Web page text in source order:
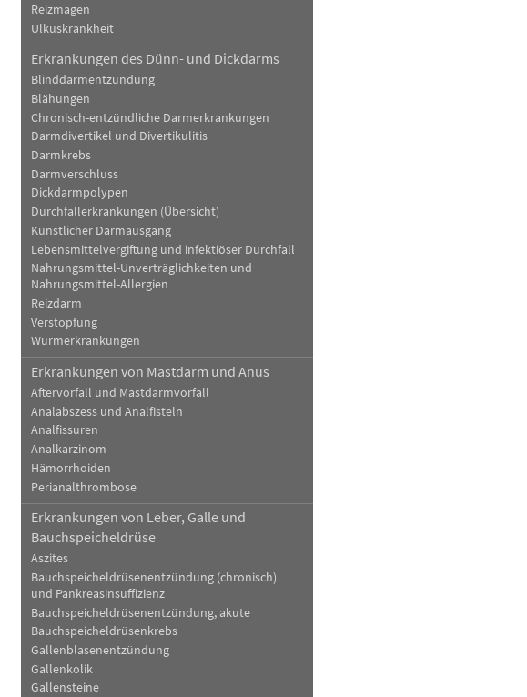
Reizmagen
Ulkuskrankheit
Erkrankungen des Dünn- und Dickdarms
Blinddarmentzündung
Blähungen
Chronisch-entzündliche Darmerkrankungen
Darmdivertikel und Divertikulitis
Darmkrebs
Darmverschluss
Dickdarmpolypen
Durchfallerkrankungen (Übersicht)
Künstlicher Darmausgang
Lebensmittelvergiftung und infektiöser Durchfall
Nahrungsmittel-Unverträglichkeiten und
Nahrungsmittel-Allergien
Reizdarm
Verstopfung
Wurmerkrankungen
Erkrankungen von Mastdarm und Anus
Aftervorfall und Mastdarmvorfall
Analabszess und Analfisteln
Analfissuren
Analkarzinom
Hämorrhoiden
Perianalthrombose
Erkrankungen von Leber, Galle und
Bauchspeicheldrüse
Aszites
Bauchspeicheldrüsenentzündung (chronisch)
und Pankreasinsuffizienz
Bauchspeicheldrüsenentzündung, akute
Bauchspeicheldrüsenkrebs
Gallenblasenentzündung
Gallenkolik
Gallensteine